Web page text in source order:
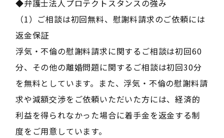
◆弁護士法人プロテクトスタンスの強み
（1）ご相談は初回無料、慰謝料請求のご依頼には
返金保証
浮気・不倫の慰謝料請求に関するご相談は初回60
分、その他の離婚問題に関するご相談は初回30分
を無料としています。また、浮気・不倫の慰謝料請
求や減額交渉をご依頼いただいた方には、経済的
利益を得られなかった場合に着手金を返金する制
度をご用意しています。